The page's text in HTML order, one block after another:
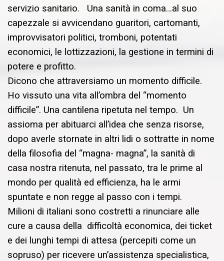
servizio sanitario. Una sanità in coma…al suo
capezzale si avvicendano guaritori, cartomanti,
improvvisatori politici, tromboni, potentati
economici, le lottizzazioni, la gestione in termini di
potere e profitto.
Dicono che attraversiamo un momento difficile.
Ho vissuto una vita all’ombra del “momento
difficile”. Una cantilena ripetuta nel tempo. Un
assioma per abituarci all’idea che senza risorse,
dopo averle stornate in altri lidi o sottratte in nome
della filosofia del “magna- magna”, la sanità di
casa nostra ritenuta, nel passato, tra le prime al
mondo per qualità ed efficienza, ha le armi
spuntate e non regge al passo con i tempi.
Milioni di italiani sono costretti a rinunciare alle
cure a causa della difficoltà economica, dei ticket
e dei lunghi tempi di attesa (percepiti come un
sopruso) per ricevere un’assistenza specialistica,